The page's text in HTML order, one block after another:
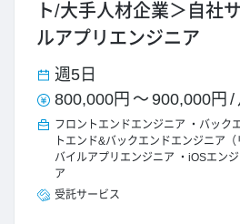
ト/大手人材企業＞自社
ルアプリエンジニア
週5日
800,000円 ～ 900,000円 /
フロントエンドエンジニア バック
トエンド&バックエンドエンジニア（
バイルアプリエンジニア
iOSエン
ア
受託サービス